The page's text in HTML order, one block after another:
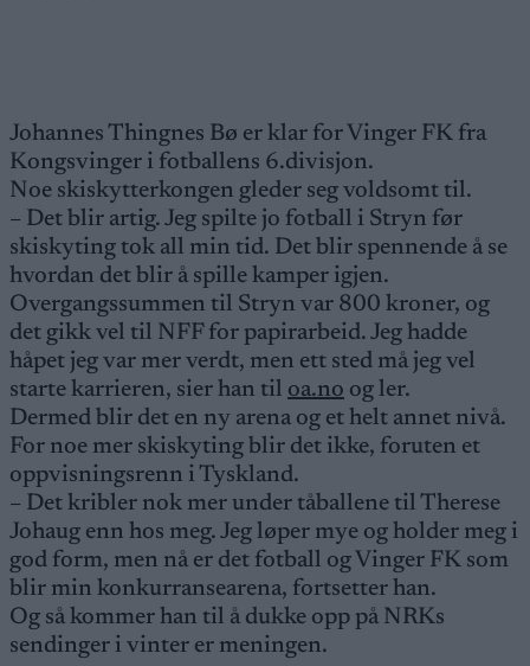
Johannes Thingnes Bø er klar for Vinger FK fra
Kongsvinger i fotballens 6.divisjon.
Noe skiskytterkongen gleder seg voldsomt til.
– Det blir artig. Jeg spilte jo fotball i Stryn før
skiskyting tok all min tid. Det blir spennende å se
hvordan det blir å spille kamper igjen.
Overgangssummen til Stryn var 800 kroner, og
det gikk vel til NFF for papirarbeid. Jeg hadde
håpet jeg var mer verdt, men ett sted må jeg vel
starte karrieren, sier han til oa.no og ler.
Dermed blir det en ny arena og et helt annet nivå.
For noe mer skiskyting blir det ikke, foruten et
oppvisningsrenn i Tyskland.
– Det kribler nok mer under tåballene til Therese
Johaug enn hos meg. Jeg løper mye og holder meg i
god form, men nå er det fotball og Vinger FK som
blir min konkurransearena, fortsetter han.
Og så kommer han til å dukke opp på NRKs
sendinger i vinter er meningen.